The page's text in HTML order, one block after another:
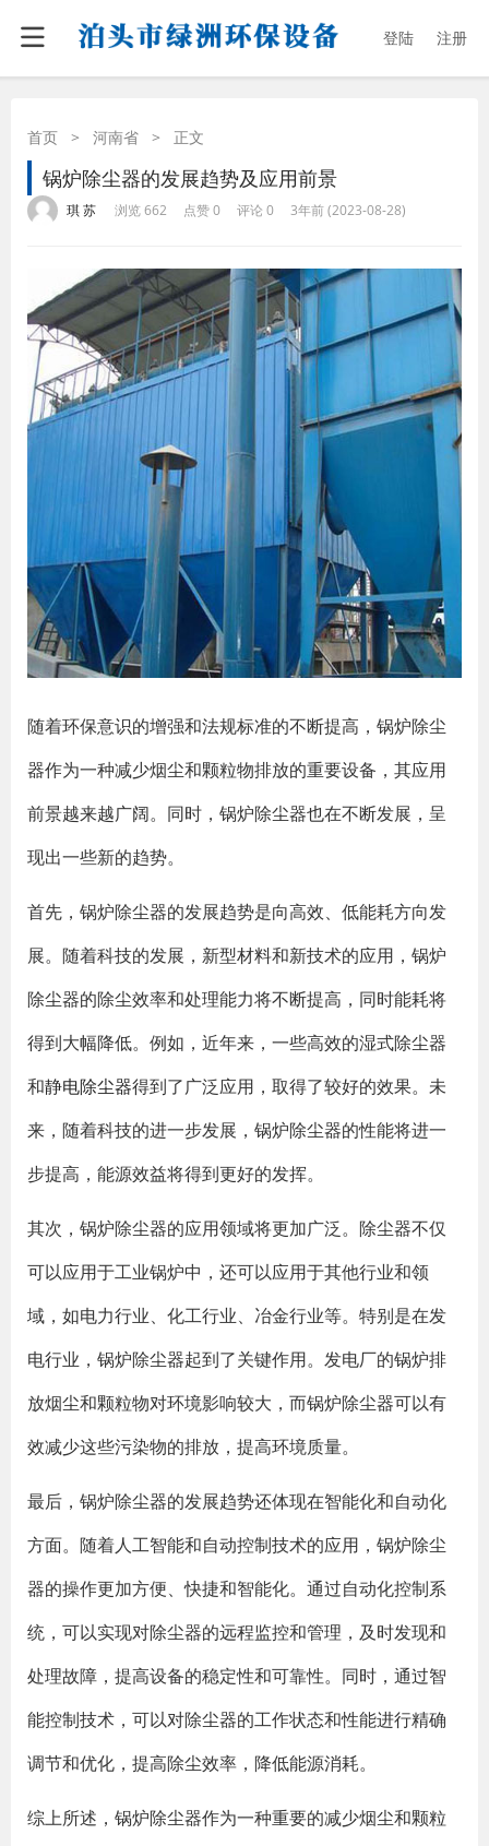
登陆 注册
首页 > 河南省 > 正文
锅炉除尘器的发展趋势及应用前景
琪 苏 浏览 662 点赞 0 评论 0 3年前 (2023-08-28)
随着环保意识的增强和法规标准的不断提高，锅炉除尘
器作为一种减少烟尘和颗粒物排放的重要设备，其应用
前景越来越广阔。同时，锅炉除尘器也在不断发展，呈
现出一些新的趋势。
首先，锅炉除尘器的发展趋势是向高效、低能耗方向发
展。随着科技的发展，新型材料和新技术的应用，锅炉
除尘器的除尘效率和处理能力将不断提高，同时能耗将
得到大幅降低。例如，近年来，一些高效的湿式除尘器
和静电除尘器得到了广泛应用，取得了较好的效果。未
来，随着科技的进一步发展，锅炉除尘器的性能将进一
步提高，能源效益将得到更好的发挥。
其次，锅炉除尘器的应用领域将更加广泛。除尘器不仅
可以应用于工业锅炉中，还可以应用于其他行业和领
域，如电力行业、化工行业、冶金行业等。特别是在发
电行业，锅炉除尘器起到了关键作用。发电厂的锅炉排
放烟尘和颗粒物对环境影响较大，而锅炉除尘器可以有
效减少这些污染物的排放，提高环境质量。
最后，锅炉除尘器的发展趋势还体现在智能化和自动化
方面。随着人工智能和自动控制技术的应用，锅炉除尘
器的操作更加方便、快捷和智能化。通过自动化控制系
统，可以实现对除尘器的远程监控和管理，及时发现和
处理故障，提高设备的稳定性和可靠性。同时，通过智
能控制技术，可以对除尘器的工作状态和性能进行精确
调节和优化，提高除尘效率，降低能源消耗。
综上所述，锅炉除尘器作为一种重要的减少烟尘和颗粒